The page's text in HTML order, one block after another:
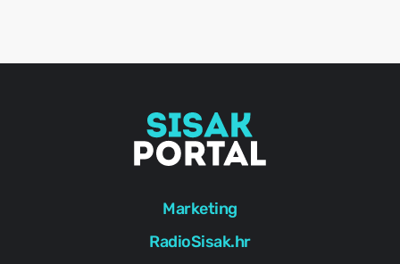
Marketing
RadioSisak.hr